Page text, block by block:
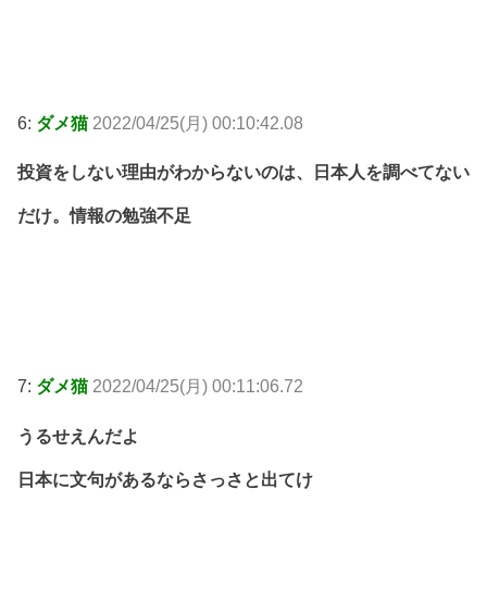
6: ダメ猫 2022/04/25(月) 00:10:42.08
投資をしない理由がわからないのは、日本人を調べてない
だけ。情報の勉強不足
7: ダメ猫 2022/04/25(月) 00:11:06.72
うるせえんだよ
日本に文句があるならさっさと出てけ